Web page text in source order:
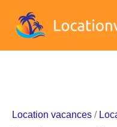
Location vacances /